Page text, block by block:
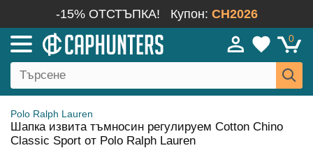
-15% ОТСТЪПКА! Купон: CH2026
0
Polo Ralph Lauren
Шапка извита тъмносин регулируем Cotton Chino
Classic Sport от Polo Ralph Lauren